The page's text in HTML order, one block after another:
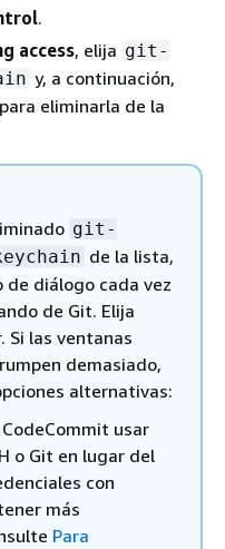
.
access, elija git-
y, a continuación,
eliminarla de la
git-
de la lista,
de diálogo cada vez
de Git. Elija
Si las ventanas
demasiado,
alternativas:
usar
o Git en lugar del
con
más
Para